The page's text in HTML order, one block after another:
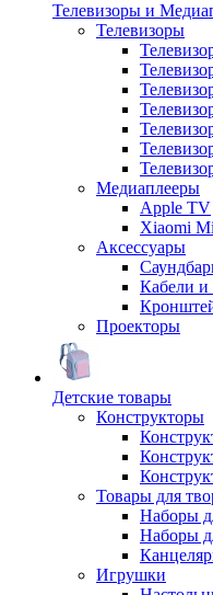
Телевизоры и
Телевизоры
Медиаплееры
Apple TV
Xiaomi
Аксессуары
Кабели и
Проекторы
Детские товары
Конструкторы
Товары для
Наборы
Наборы
Игрушки